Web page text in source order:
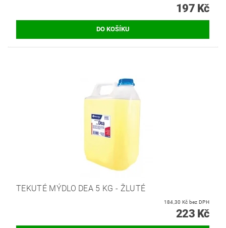
197 Kč
TEKUTÉ MÝDLO DEA 5 KG - ŽLUTÉ
184,30 Kč bez DPH
223 Kč